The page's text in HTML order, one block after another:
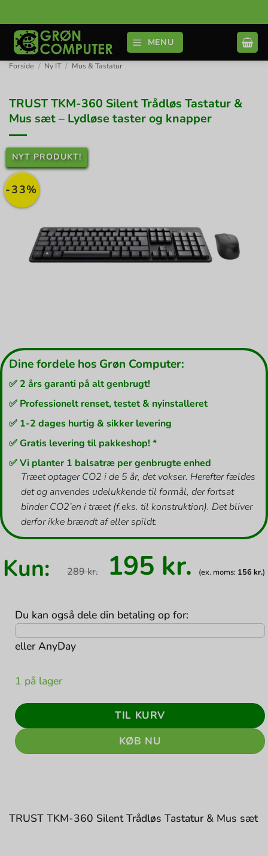
til
indhold
MENU
Forside / Ny IT / Mus & Tastatur
TRUST TKM-360 Silent Trådløs Tastatur &
Mus sæt – Lydløse taster og knapper
-33%
NYT PRODUKT!
Dine fordele hos Grøn Computer:
✅ 2 års garanti på alt genbrugt!
✅ Professionelt renset, testet & nyinstalleret
✅ 1-2 dages hurtig & sikker levering
✅ Gratis levering til pakkeshop! *
✅ Vi planter 1 balsatræ per genbrugte enhed
Træet optager CO2 i de 5 år, det vokser. Herefter fældes
det og anvendes udelukkende til formål, der fortsat
binder CO2’en i træet (f.eks. til konstruktion). Det bliver
derfor ikke brændt af eller spildt.
Kun: 289kr. Den
oprindelige
pris
289 kr..
195 kr. Den
pris
(ex. moms: 156 kr.)
Du kan også dele din betaling op for:
ellerAnyDay
1 på lager
TIL KURV
KØB NU
TRUST TKM-360 Silent Trådløs Tastatur & Mus sæt